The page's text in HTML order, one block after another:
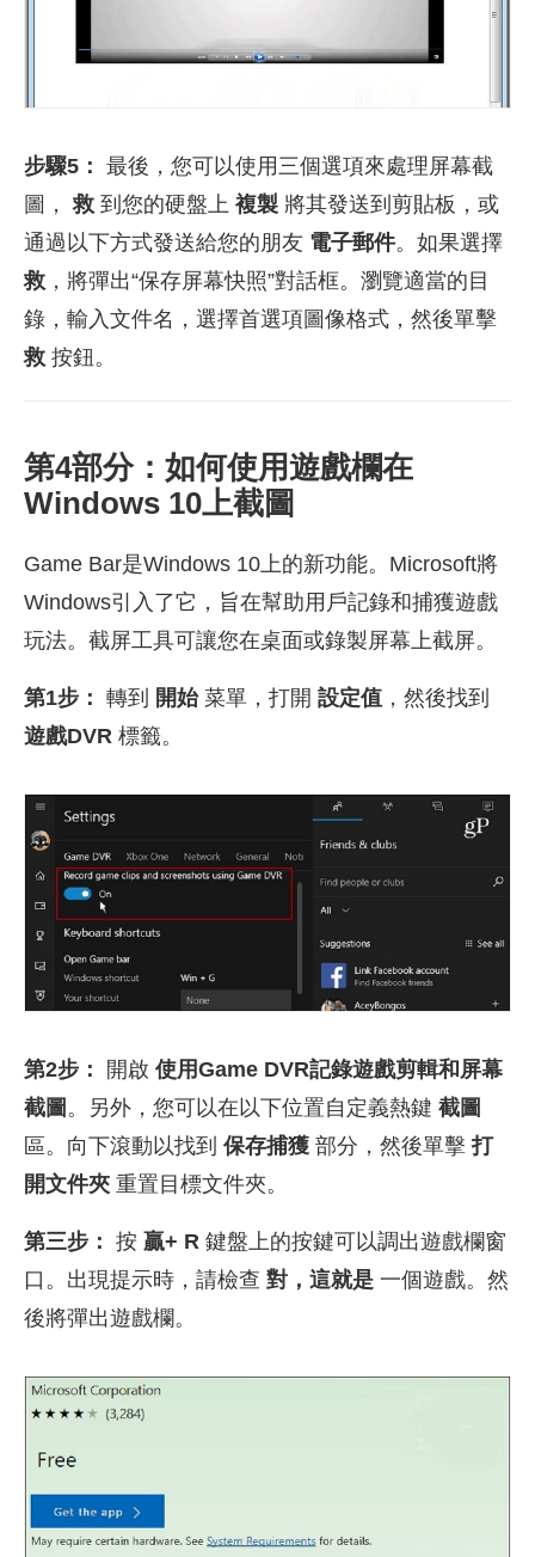
步驟5： 最後，您可以使用三個選項來處理屏幕截
圖，救 到您的硬盤上 複製 將其發送到剪貼板，或
通過以下方式發送給您的朋友 電子郵件。如果選擇
救 ，將彈出“保存屏幕快照”對話框。瀏覽適當的目
錄，輸入文件名，選擇首選項圖像格式，然後單擊
救 按鈕。
第4部分：如何使用遊戲欄在
Windows 10上截圖
Game Bar是Windows 10上的新功能。Microsoft將
Windows引入了它，旨在幫助用戶記錄和捕獲遊戲
玩法。截屏工具可讓您在桌面或錄製屏幕上截屏。
第1步： 轉到 開始菜單，打開 設定值 ，然後找到
遊戲DVR 標籤。
第2步： 開啟 使用Game DVR記錄遊戲剪輯和屏幕
截圖 。另外，您可以在以下位置自定義熱鍵 截圖
區。向下滾動以找到 保存捕獲 部分，然後單擊打
開文件夾 重置目標文件夾。
第三步： 按 贏+ R 鍵盤上的按鍵可以調出遊戲欄窗
口。出現提示時，請檢查 對，這就是 一個遊戲。然
後將彈出遊戲欄。